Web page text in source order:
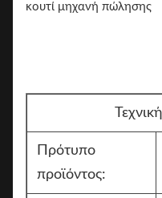
κουτί μηχανή πώλησης
Πρότυπο
προϊόντος: